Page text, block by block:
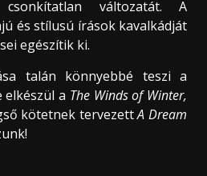
változatát. A
és stílusú írások kavalkádját
egészítik ki.
talán könnyebbé teszi a
elkészül a The Winds of Winter,
kötetnek tervezettA Dream